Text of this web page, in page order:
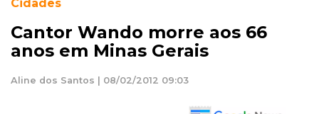
Cidades
Cantor Wando morre aos 66
anos em Minas Gerais
Aline dos Santos | 08/02/2012 09:03